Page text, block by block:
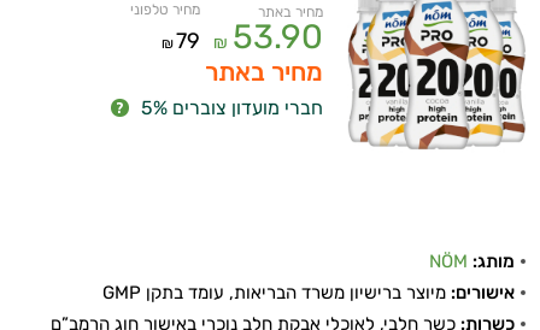
מחיר באתר
53.90
₪
מחיר טלפוני
79
₪
מחיר באתר
חברי מועדון צוברים 5%
מותג: NÖM
אישורים: מיוצר ברישיון משרד הבריאות, עומד בתקן GMP
כשרות: כשר חלבי, לאוכלי אבקת חלב נוכרי באישור חוג הרמב”ם